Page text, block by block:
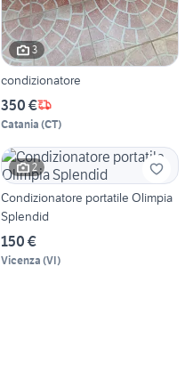
3
condizionatore
350 €
Catania (CT)
2
Condizionatore portatile Olimpia
Splendid
150 €
Vicenza (VI)